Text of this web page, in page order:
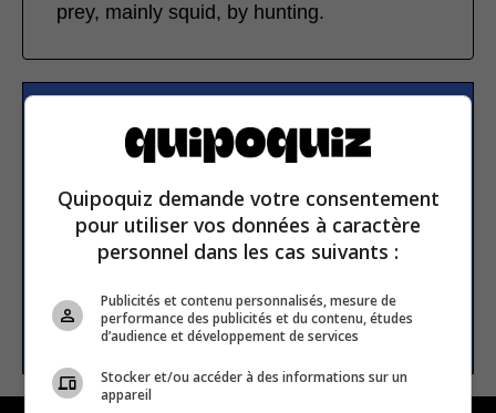
prey, mainly squid, by hunting.
Subscribe to our
newsletter
Email address
SUBSCRIBE
Quipoquiz demande votre consentement
pour utiliser vos données à caractère
personnel dans les cas suivants :
Publicités et contenu personnalisés, mesure de
performance des publicités et du contenu, études
d’audience et développement de services
Stocker et/ou accéder à des informations sur un
appareil